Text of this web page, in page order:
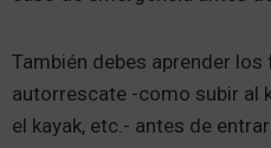
También debes aprender
autorrescate -como subir al
el kayak, etc.- antes de entrar